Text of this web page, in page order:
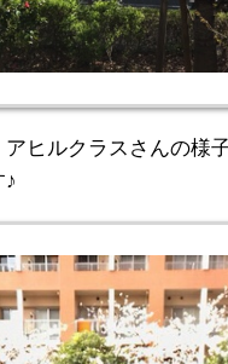
ヒルクラスさんの様